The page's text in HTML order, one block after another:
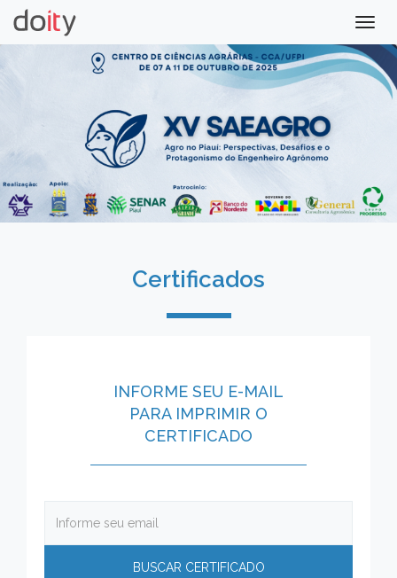
Certificados
INFORME SEU E-MAIL
PARA IMPRIMIR O
CERTIFICADO